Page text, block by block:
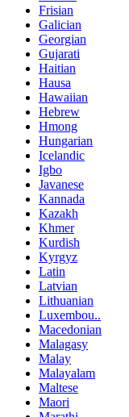
Frisian
Galician
Georgian
Gujarati
Haitian
Hausa
Hawaiian
Hebrew
Hmong
Hungarian
Icelandic
Igbo
Javanese
Kannada
Kazakh
Khmer
Kurdish
Kyrgyz
Latin
Latvian
Lithuanian
Luxembou..
Macedonian
Malagasy
Malay
Malayalam
Maltese
Maori